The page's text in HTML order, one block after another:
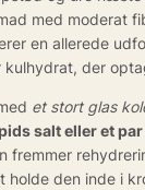
med moderat
en allerede
kulhydrat, der
et stort glas
salt eller et
fremmer
holde den inde i